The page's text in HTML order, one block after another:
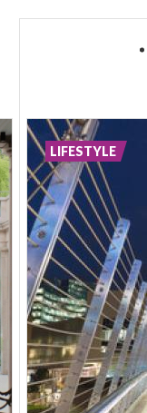
LIFESTYLE